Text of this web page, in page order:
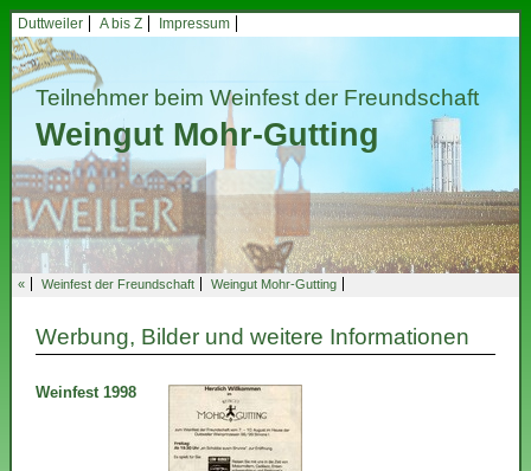
Duttweiler A bis Z Impressum
Teilnehmer beim Weinfest der Freundschaft
Weingut Mohr-Gutting
« Weinfest der Freundschaft Weingut Mohr-Gutting
Werbung, Bilder und weitere Informationen
Weinfest 1998